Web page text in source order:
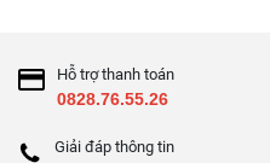
Hỗ trợ thanh toán
0828.76.55.26
Giải đáp thông tin